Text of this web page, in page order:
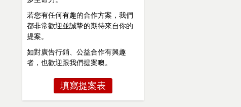
若您有任何有趣的合作方案，我們
都非常歡迎並誠摯的期待來自你的
提案。
如對廣告行銷、公益合作有興趣
者，也歡迎跟我們提案噢。
填寫提案表